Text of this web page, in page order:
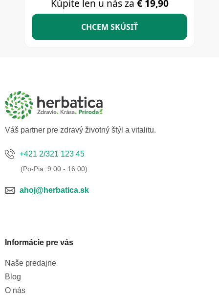
Váš partner pre zdravý životný štýl a vitalitu.
+421 2/321 123 45
ahoj@herbatica.sk
Informácie pre vás
Naše predajne
Blog
O nás